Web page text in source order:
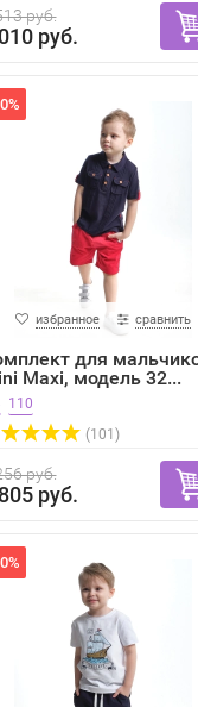
руб.
руб.
избранное сравнить
для
Maxi, модель 32...
110
(101)
руб.
руб.